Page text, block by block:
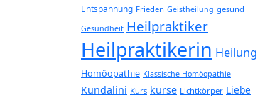
Entspannung Frieden Geistheilung gesund
Gesundheit Heilpraktiker
Heilpraktikerin Heilung
Homöopathie Klassische Homöopathie
Kundalini Kurs kurse Lichtkörper Liebe